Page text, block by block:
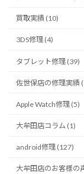
買取実績 (10)
3DS修理 (4)
タブレット修理 (39)
佐世保店の修理実績
Apple Watch修理 (5)
大牟田店コラム (1)
android修理 (127)
大牟田店のお客様の